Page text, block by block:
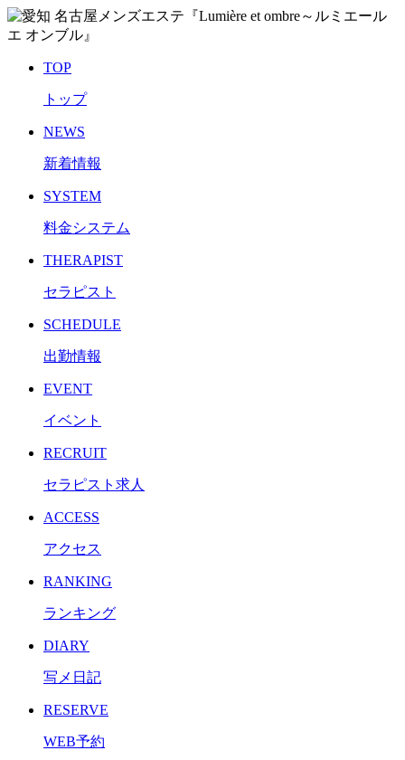
TOP
トップ
NEWS
新着情報
SYSTEM
料金システム
THERAPIST
セラピスト
SCHEDULE
出勤情報
EVENT
イベント
RECRUIT
セラピスト求人
ACCESS
アクセス
RANKING
ランキング
DIARY
写メ日記
RESERVE
WEB予約